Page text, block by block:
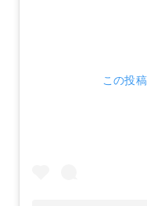
この投